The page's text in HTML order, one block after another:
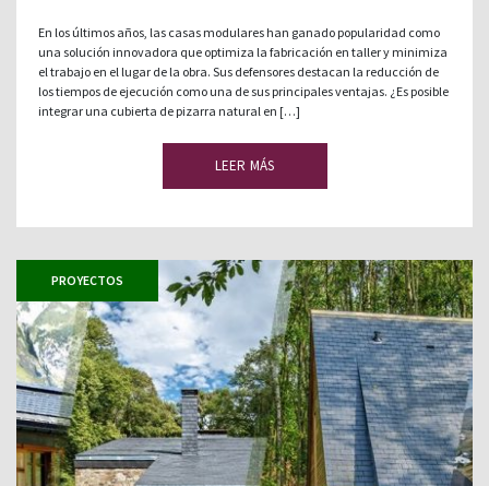
En los últimos años, las casas modulares han ganado popularidad como
una solución innovadora que optimiza la fabricación en taller y minimiza
el trabajo en el lugar de la obra. Sus defensores destacan la reducción de
los tiempos de ejecución como una de sus principales ventajas. ¿Es posible
integrar una cubierta de pizarra natural en […]
LEER MÁS
PROYECTOS